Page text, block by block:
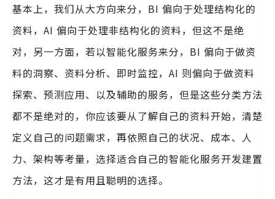
基本上，我们从大方向来分，BI 偏向于处理结构化的
资料，AI 偏向于处理非结构化的资料，但这不是绝
对，另一方面，若以智能化服务来分，BI 偏向于做资
料的洞察、资料分析、即时监控，AI 则偏向于做资料
探索、预测应用、以及辅助的服务，但是这些分类方法
都不是绝对的，你应该要从了解自己的资料开始，清楚
定义自己的问题需求，再依照自己的状况、成本、人
力、架构等考量，选择适合自己的智能化服务开发建置
方法，这才是有用且聪明的选择。